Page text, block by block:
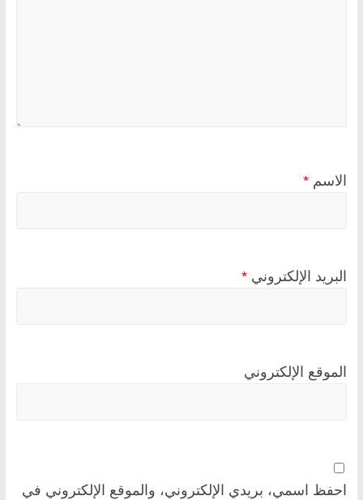
الاسم *
البريد الإلكتروني *
الموقع الإلكتروني
احفظ اسمي، بريدي الإلكتروني، والموقع الإلكتروني في